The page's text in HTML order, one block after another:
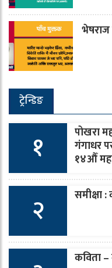
ट्रेन्डिङ
१ पोखरा
गंगाधर
१४औँ
२ समीक्षा
कविता